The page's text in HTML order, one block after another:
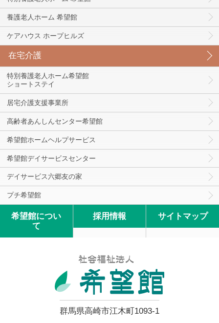
群馬県高崎市江木町1093-1
養護老人ホーム 希望館
ケアハウス ホープヒルズ
在宅介護
特別養護老人ホーム希望館
ショートステイ
居宅介護支援事業所
高齢者あんしんセンター希望館
希望館ホームヘルプサービス
希望館デイサービスセンター
デイサービス六郷友の家
プチ希望館
希望館につい
て
採用情報 サイトマップ